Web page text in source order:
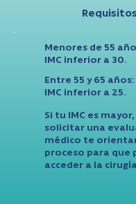
Menores de 55
IMC inferior a 30.
Entre 55 y 65 años:
IMC inferior a 25.
Si tu IMC es
solicitar una
médico te
proceso para que
acceder a la